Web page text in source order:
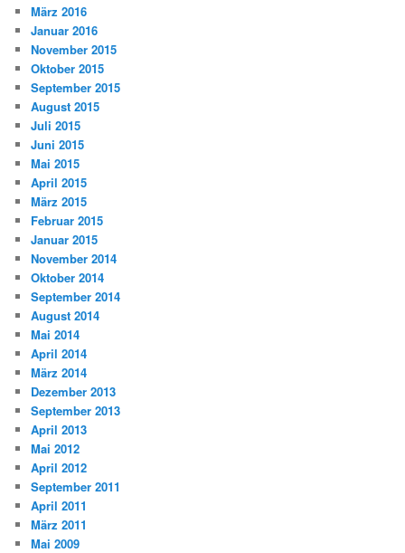
März 2016
Januar 2016
November 2015
Oktober 2015
September 2015
August 2015
Juli 2015
Juni 2015
Mai 2015
April 2015
März 2015
Februar 2015
Januar 2015
November 2014
Oktober 2014
September 2014
August 2014
Mai 2014
April 2014
März 2014
Dezember 2013
September 2013
April 2013
Mai 2012
April 2012
September 2011
April 2011
März 2011
Mai 2009